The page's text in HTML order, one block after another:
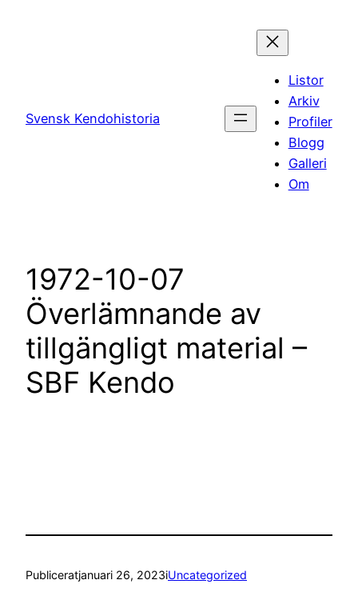
Svensk Kendohistoria
Listor
Arkiv
Profiler
Blogg
Galleri
Om
1972-10-07
Överlämnande av
tillgängligt material –
SBF Kendo
Publiceratjanuari 26, 2023iUncategorized